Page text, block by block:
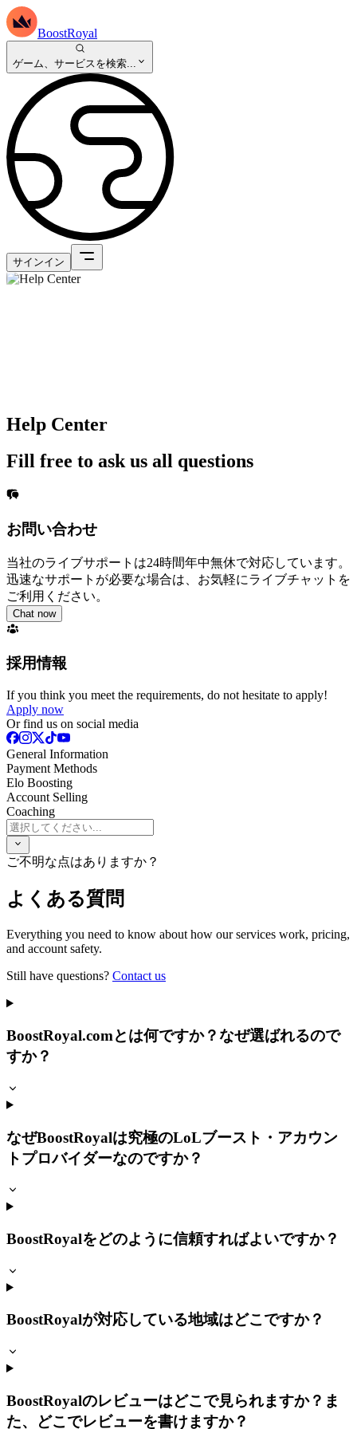
BoostRoyal
ゲーム、サービスを検索...
サインイン
Help Center
Fill free to ask us all questions
お問い合わせ
当社のライブサポートは24時間年中無休で対応しています。
迅速なサポートが必要な場合は、お気軽にライブチャットを
ご利用ください。
Chat now
採用情報
If you think you meet the requirements, do not hesitate to apply!
Apply now
Or find us on social media
General Information
Payment Methods
Elo Boosting
Account Selling
Coaching
ご不明な点はありますか？
よくある質問
Everything you need to know about how our services work, pricing,
and account safety.
Still have questions? Contact us
BoostRoyal.comとは何ですか？なぜ選ばれるので
すか？
なぜBoostRoyalは究極のLoLブースト・アカウン
トプロバイダーなのですか？
BoostRoyalをどのように信頼すればよいですか？
BoostRoyalが対応している地域はどこですか？
BoostRoyalのレビューはどこで見られますか？ま
た、どこでレビューを書けますか？